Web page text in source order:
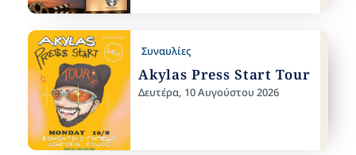
Συναυλίες
Akylas Press Start Tour
Δευτέρα, 10 Αυγούστου 2026